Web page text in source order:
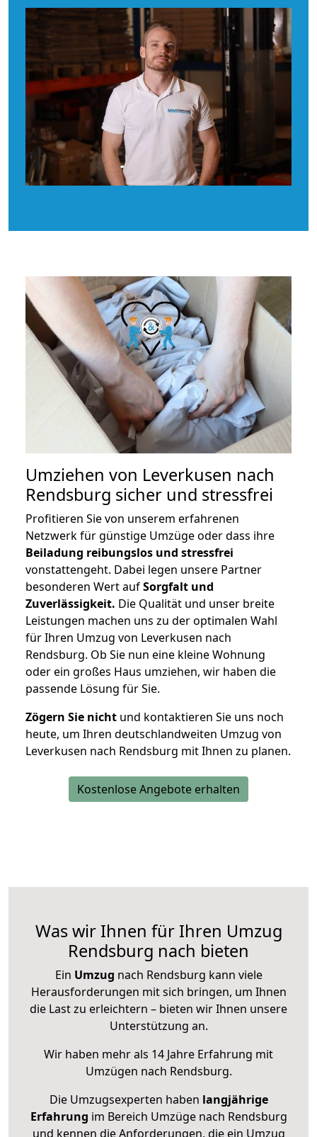
Umziehen von Leverkusen nach
Rendsburg sicher und stressfrei
Profitieren Sie von unserem erfahrenen
Netzwerk für günstige Umzüge oder dass ihre
Beiladung reibungslos und stressfrei
vonstattengeht. Dabei legen unsere Partner
besonderen Wert aufSorgfalt und
Zuverlässigkeit. Die Qualität und unser breite
Leistungen machen uns zu der optimalen Wahl
für Ihren Umzug von Leverkusen nach
Rendsburg. Ob Sie nun eine kleine Wohnung
oder ein großes Haus umziehen, wir haben die
passende Lösung für Sie.
Zögern Sie nicht und kontaktieren Sie uns noch
heute, um Ihren deutschlandweiten Umzug von
Leverkusen nach Rendsburg mit Ihnen zu planen.
Kostenlose Angebote erhalten
Was wir Ihnen für Ihren Umzug
Rendsburg nach bieten
Ein Umzug nach Rendsburg kann viele
Herausforderungen mit sich bringen, um Ihnen
die Last zu erleichtern – bieten wir Ihnen unsere
Unterstützung an.
Wir haben mehr als 14 Jahre Erfahrung mit
Umzügen nach Rendsburg.
Die Umzugsexperten haben langjährige
Erfahrung im Bereich Umzüge nach Rendsburg
und kennen die Anforderungen, die ein Umzug